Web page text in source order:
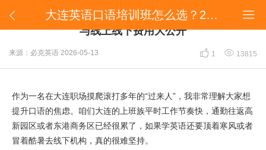
 
大连英语口语培训班怎么选？2026最新排行榜前十与线上线下费用大公开
大连英语口语培训班怎么选？2026最新排行榜前十
与线上线下费用大公开
来源：必克英语 2026-05-13  1  13815
作为一名在大连职场摸爬滚打多年的“过来人”，我非常理解大家想
提升口语的焦虑。咱们大连的上班族平时工作节奏快，通勤往返高
新园区或者东港商务区已经很累了，如果学英语还要顶着寒风或者
冒着酷暑去线下机构，真的很难坚持。